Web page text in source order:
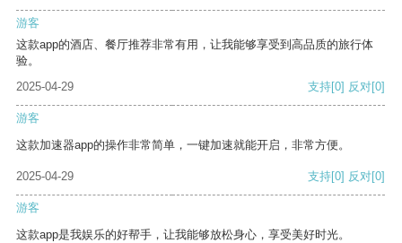
游客
这款app的酒店、餐厅推荐非常有用，让我能够享受到高品质的旅行体
验。
2025-04-29
支持[0] 反对[0]
游客
这款加速器app的操作非常简单，一键加速就能开启，非常方便。
2025-04-29 支持[0] 反对[0]
游客
这款app是我娱乐的好帮手，让我能够放松身心，享受美好时光。